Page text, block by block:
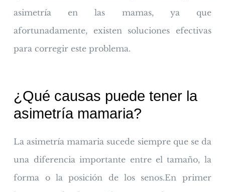
asimetría en las mamas, ya que
afortunadamente, existen soluciones efectivas
para corregir este problema.
¿Qué causas puede tener la
asimetría mamaria?
La asimetría mamaria sucede siempre que se da
una diferencia importante entre el tamaño, la
forma o la posición de los senos.En primer